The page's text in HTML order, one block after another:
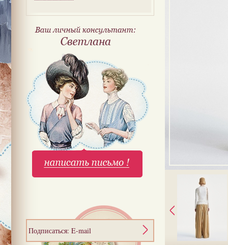
Подписаться: E-mail